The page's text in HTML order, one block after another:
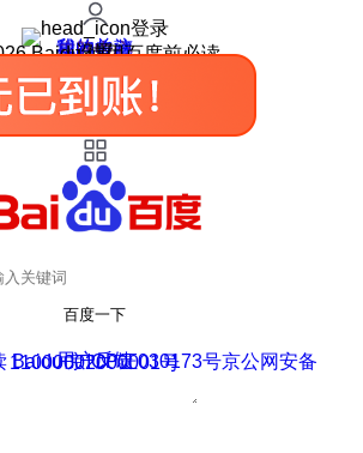
登录
我的关注
我的收藏
皮肤中心
用户反馈
设置
Baidu 使用百度前必读
百度一下
用户反馈
Baidu 京ICP证030173号
京公网安备11000002000001号